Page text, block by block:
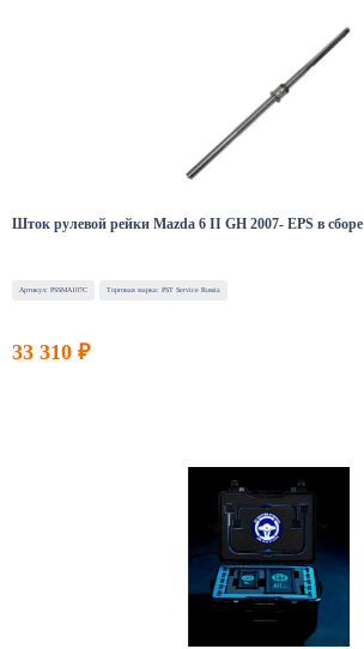
Шток рулевой рейки Mazda 6 II GH 2007- EPS в сборе
Артикул: PSSMA107C Торговая марка: PST Service Russia
33 310 ₽